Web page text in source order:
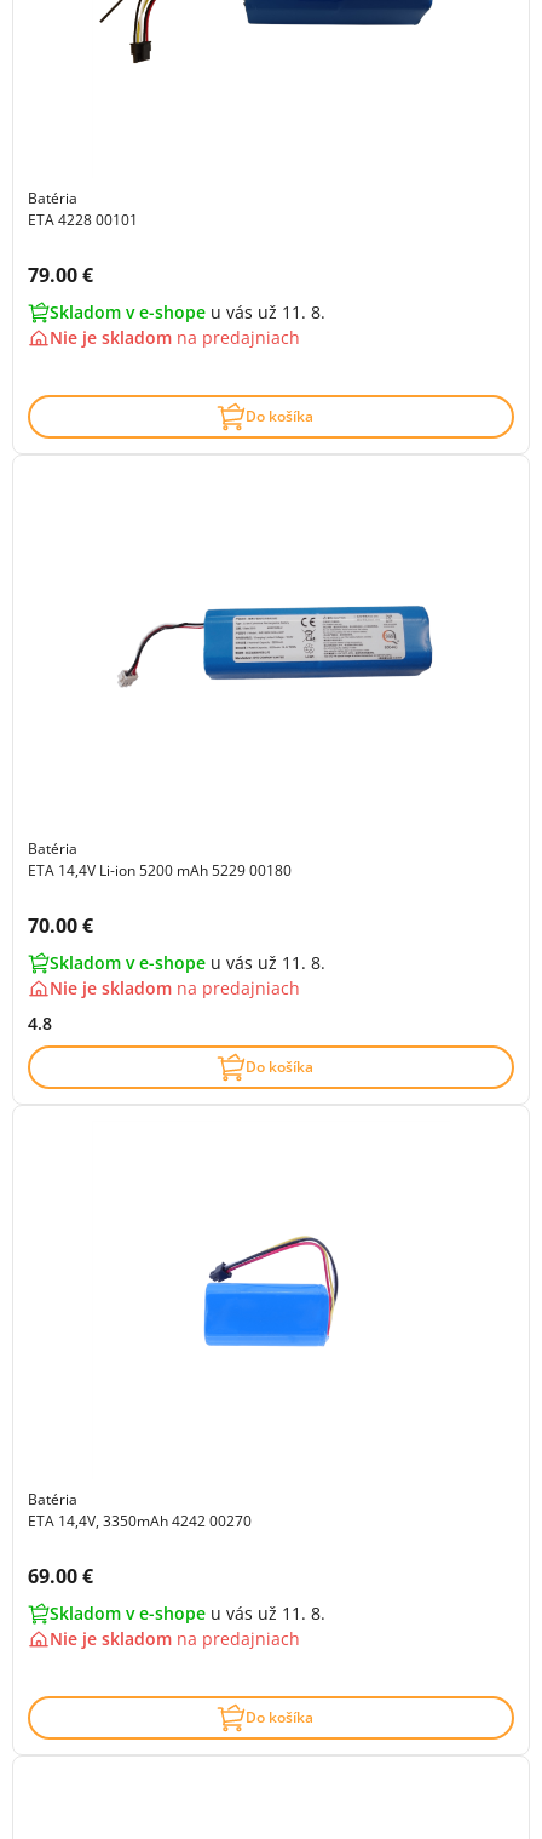
Batéria
ETA 4228 00101
Cena s DPH:
79.00 €
Skladom v e-shope u vás už 11. 8.
Nie je skladom na predajniach
Do košíka
Batéria
ETA 14,4V Li-ion 5200 mAh 5229 00180
Cena s DPH:
70.00 €
Skladom v e-shope u vás už 11. 8.
Nie je skladom na predajniach
4.8
Do košíka
Batéria
ETA 14,4V, 3350mAh 4242 00270
Cena s DPH:
69.00 €
Skladom v e-shope u vás už 11. 8.
Nie je skladom na predajniach
Do košíka